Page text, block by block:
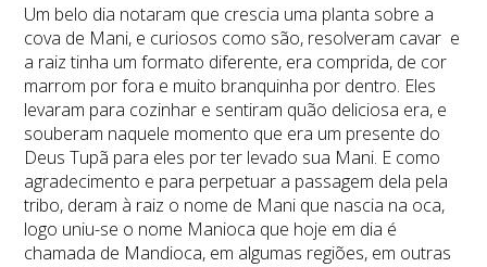
Um belo dia notaram que crescia uma planta sobre a
cova de Mani, e curiosos como são, resolveram cavar e
a raiz tinha um formato diferente, era comprida, de cor
marrom por fora e muito branquinha por dentro. Eles
levaram para cozinhar e sentiram quão deliciosa era, e
souberam naquele momento que era um presente do
Deus Tupã para eles por ter levado sua Mani. E como
agradecimento e para perpetuar a passagem dela pela
tribo, deram à raiz o nome de Mani que nascia na oca,
logo uniu-se o nome Manioca que hoje em dia é
chamada de Mandioca, em algumas regiões, em outras